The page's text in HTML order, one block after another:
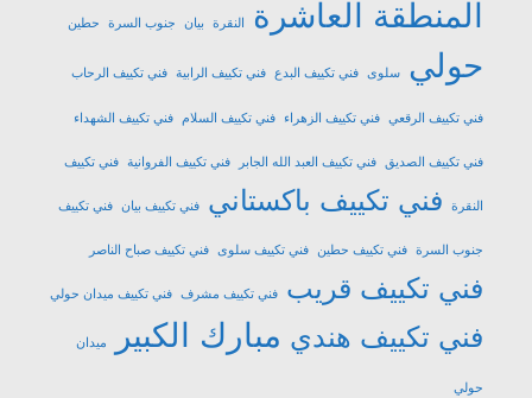
المنطقة العاشرة
النقرة بيان جنوب السرة حطين
حولي سلوى فني تكييف البدع فني تكييف الرابية فني تكييف الرحاب
فني تكييف الرقعي فني تكييف الزهراء فني تكييف السلام فني تكييف الشهداء
فني تكييف الصديق فني تكييف العبد الله الجابر فني تكييف الفروانية فني تكييف
النقرة فني تكييف باكستاني فني تكييف بيان فني تكييف
جنوب السرة فني تكييف حطين فني تكييف سلوى فني تكييف صباح الناصر
فني تكييف قريب فني تكييف مشرف فني تكييف ميدان حولي
فني تكييف هندي مبارك الكبير ميدان
حولي